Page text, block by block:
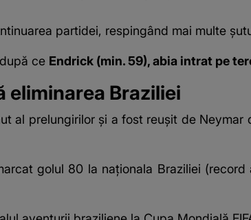
partidei, respingând mai multe
ce Endrick (min. 59), abia intrat pe
eliminarea Braziliei
al prelungirilor și a fost reușit de
golul 80 la naționala Braziliei